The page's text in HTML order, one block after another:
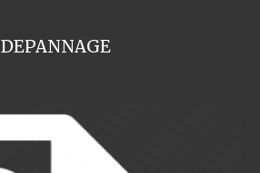
DEPANNAGE